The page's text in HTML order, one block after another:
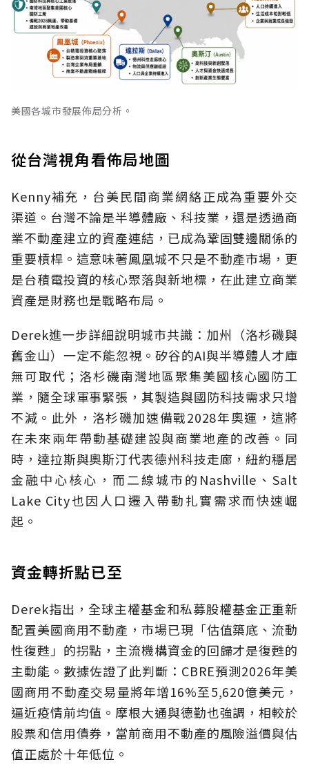
美國各城市發展佈局分析。
從台灣視角看佈局地圖
Kenny補充，台美民間商業網絡正成為重要外交
渠道。台灣不論是半導體廠、科技業，還是透過商
業不動產建立的資產連結，已成為鞏固雙邊關係的
重要槓桿。這意味著鳳凰城不只是不動產市場，更
是台積電投資的核心聚落與新地標，在此建立商業
資產是財務也是戰略布局。
Derek進一步詳細說明城市共識：加州（洛杉磯與
舊金山）一定不能忽視。矽谷的AI與半導體人才庫
無可取代；洛杉磯南灣地區聚集美國核心國防工
業，隨全球軍事緊張，其製造與國防科技需求只增
不減。此外，洛杉磯加速備戰2028年奧運，這將
在未來兩年帶動基礎建設與商業地產的改善。同
時，達拉斯與奧斯汀代表德州科技走廊，紐約穩居
金融中心核心，而二線城市的Nashville、Salt
Lake City也因人口遷入帶動扎實需求而快速崛
起。
資金轉折點已至
Derek指出，全球主權基金和私募股權基金正重新
配置美國商用不動產，市場已現「估值築底、流動
性復甦」的拐點，主流機構資金的回歸才是復甦的
主動能。數據佐證了此判斷：CBRE預測2026年美
國商用不動產交易量將年增16%至5,620億美元，
逼近疫情前均值。摩根大通與德勤也強調，相較於
股票和信用債券，當前商用不動產的風險溢價與估
值正處於十年低位。